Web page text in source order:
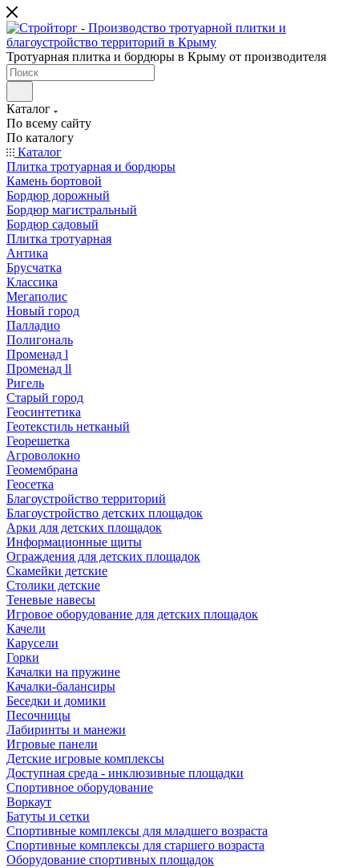
Тротуарная плитка и бордюры в Крыму от производителя
Каталог
По всему сайту
По каталогу
Каталог
Плитка тротуарная и бордюры
Камень бортовой
Бордюр дорожный
Бордюр магистральный
Бордюр садовый
Плитка тротуарная
Антика
Брусчатка
Классика
Мегаполис
Новый город
Палладио
Полигональ
Променад l
Променад ll
Ригель
Старый город
Геосинтетика
Геотекстиль нетканый
Георешетка
Агроволокно
Геомембрана
Геосетка
Благоустройство территорий
Благоустройство детских площадок
Арки для детских площадок
Информационные щиты
Ограждения для детских площадок
Скамейки детские
Столики детские
Теневые навесы
Игровое оборудование для детских площадок
Качели
Карусели
Горки
Качалки на пружине
Качалки-балансиры
Беседки и домики
Песочницы
Лабиринты и манежи
Игровые панели
Детские игровые комплексы
Доступная среда - инклюзивные площадки
Спортивное оборудование
Воркаут
Батуты и сетки
Спортивные комплексы для младшего возраста
Спортивные комплексы для старшего возраста
Оборудование спортивных площадок